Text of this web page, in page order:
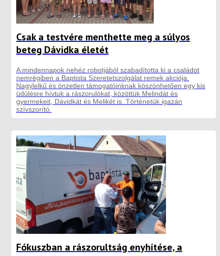
Csak a testvére menthette meg a súlyos
beteg Dávidka életét
A mindennapok nehéz robotjából szabadította ki a családot
nemrégiben a Baptista Szeretetszolgálat remek akciója.
Nagylelkű és önzetlen támogatóinknak köszönhetően egy kis
üdülésre hívtuk a rászorulókat, közöttük Melindát és
gyermekeit, Dávidkát és Melikét is. Történetük igazán
szívszorító.
Fókuszban a rászorultság enyhítése, a